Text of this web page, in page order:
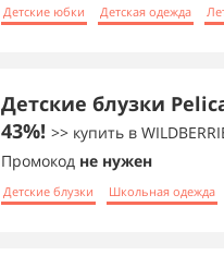
Детские юбки Детская одежда
Детские блузки
43%! >> купить в
Промокод не нужен
Детские блузки Школьная одежда